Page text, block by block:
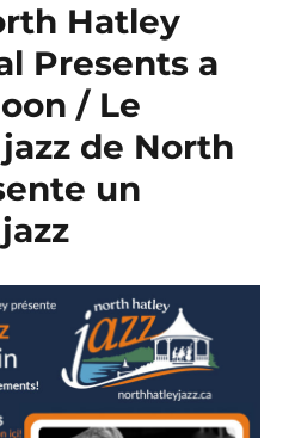
Hatley
Presents a
/ Le
de North
un